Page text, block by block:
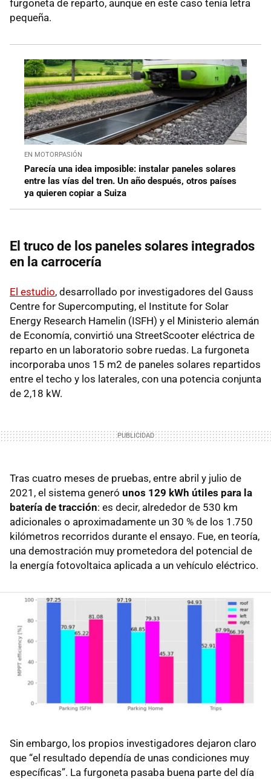
furgoneta de reparto, aunque en este caso tenía letra
pequeña.
EN MOTORPASIÓN
Parecía una idea imposible: instalar paneles solares
entre las vías del tren. Un año después, otros países
ya quieren copiar a Suiza
El truco de los paneles solares integrados
en la carrocería
El estudio, desarrollado por investigadores del Gauss
Centre for Supercomputing, el Institute for Solar
Energy Research Hamelin (ISFH) y el Ministerio alemán
de Economía, convirtió una StreetScooter eléctrica de
reparto en un laboratorio sobre ruedas. La furgoneta
incorporaba unos 15 m2 de paneles solares repartidos
entre el techo y los laterales, con una potencia conjunta
de 2,18 kW.
Tras cuatro meses de pruebas, entre abril y julio de
2021, el sistema generó unos 129 kWh útiles para la
batería de tracción: es decir, alrededor de 530 km
adicionales o aproximadamente un 30 % de los 1.750
kilómetros recorridos durante el ensayo. Fue, en teoría,
una demostración muy prometedora del potencial de
la energía fotovoltaica aplicada a un vehículo eléctrico.
Sin embargo, los propios investigadores dejaron claro
que “el resultado dependía de unas condiciones muy
específicas”. La furgoneta pasaba buena parte del día